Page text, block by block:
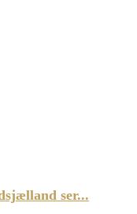
ser...